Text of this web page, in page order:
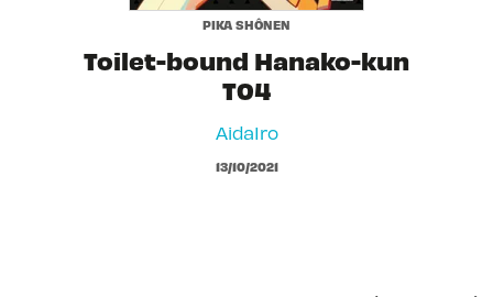
PIKA SHÔNEN
Toilet-bound Hanako-kun
T04
AidaIro
13/10/2021